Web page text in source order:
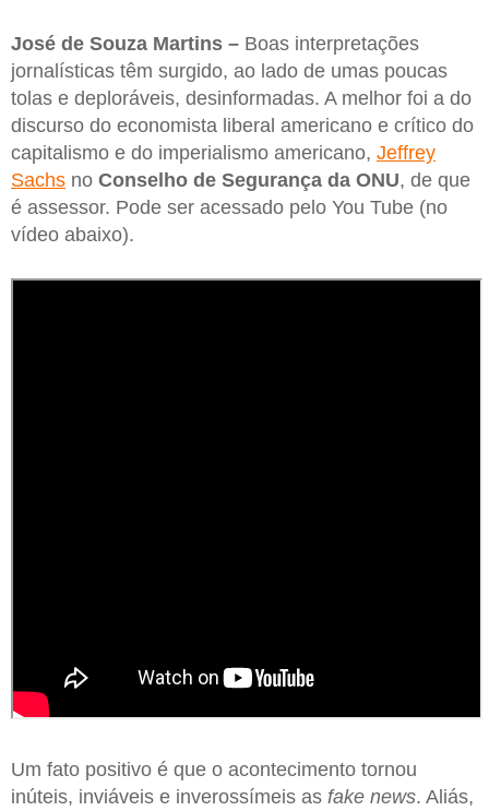
José de Souza Martins – Boas interpretações
jornalísticas têm surgido, ao lado de umas poucas
tolas e deploráveis, desinformadas. A melhor foi a do
discurso do economista liberal americano e crítico do
capitalismo e do imperialismo americano, Jeffrey
Sachs no Conselho de Segurança da ONU, de que
é assessor. Pode ser acessado pelo You Tube (no
vídeo abaixo).
Um fato positivo é que o acontecimento tornou
inúteis, inviáveis e inverossímeis as fake news. Aliás,